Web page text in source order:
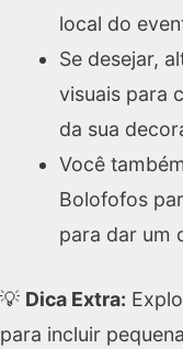
local do
Se desejar,
visuais para
da sua
Você
Bolofofos
para dar um
💡 Dica Extra:
para incluir